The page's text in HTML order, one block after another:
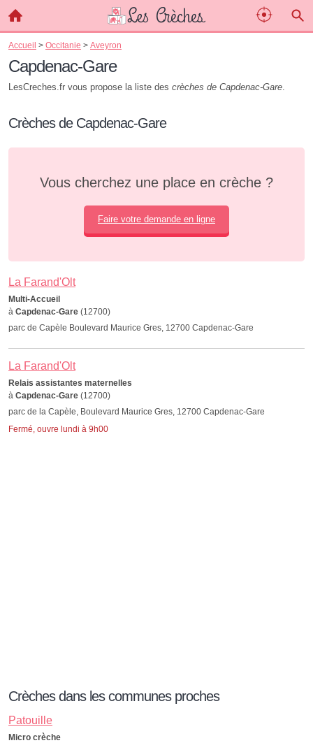
Accueil > Occitanie > Aveyron
Capdenac-Gare
LesCreches.fr vous propose la liste des crèches de Capdenac-Gare.
Crèches de Capdenac-Gare
Vous cherchez une place en crèche ?
Faire votre demande en ligne
La Farand'Olt
Multi-Accueil
à Capdenac-Gare (12700)
parc de Capèle Boulevard Maurice Gres, 12700 Capdenac-Gare
La Farand'Olt
Relais assistantes maternelles
à Capdenac-Gare (12700)
parc de la Capèle, Boulevard Maurice Gres, 12700 Capdenac-Gare
Fermé, ouvre lundi à 9h00
Crèches dans les communes proches
Patouille
Micro crèche